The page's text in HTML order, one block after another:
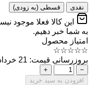
نقدی قسطی (به زودی)
این کالا فعلا موجود
به شما خبر دهیم.
امتیاز محصول
☆
☆
☆
☆
☆
بروزرسانی قیمت: 21 خرداد 1404
−
+
افزودن به سبد خرید